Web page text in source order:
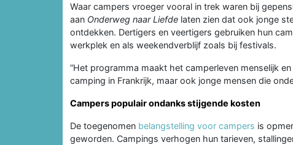
Waar campers vroeger vooral in trek waren bij
aan Onderweg naar Liefde laten zien dat ook jonge
ontdekken. Dertigers en veertigers gebruiken hun
werkplek en als weekendverblijf zoals bij festivals.
“Het programma maakt het camperleven menselijk
camping in Frankrijk, maar ook jonge mensen die
Campers populair ondanks stijgende kosten
De toegenomen belangstelling voor campers is
geworden. Campings verhogen hun tarieven,